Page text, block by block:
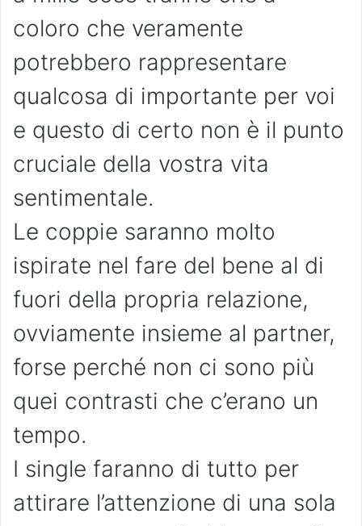
coloro che veramente
potrebbero rappresentare
qualcosa di importante per voi
e questo di certo non è il punto
cruciale della vostra vita
sentimentale.
Le coppie saranno molto
ispirate nel fare del bene al di
fuori della propria relazione,
ovviamente insieme al partner,
forse perché non ci sono più
quei contrasti che c’erano un
tempo.
I single faranno di tutto per
attirare l’attenzione di una sola